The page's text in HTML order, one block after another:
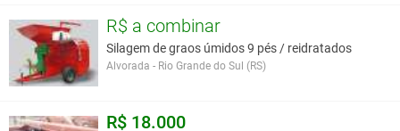
R$ a combinar
Silagem de graos úmidos 9 pés / reidratados
Alvorada - Rio Grande do Sul (RS)
R$ 18.000